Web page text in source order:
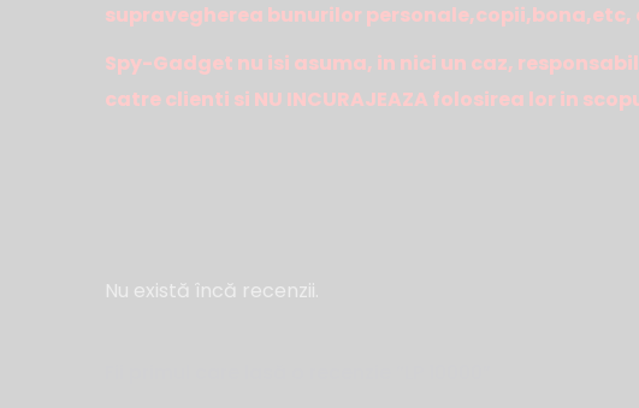
supravegherea bunurilor
Spy-Gadget nu isi asuma, in nici un caz,
catre clienti si NU INCURAJEAZA folosirea lor in
Nu există încă recenzii.